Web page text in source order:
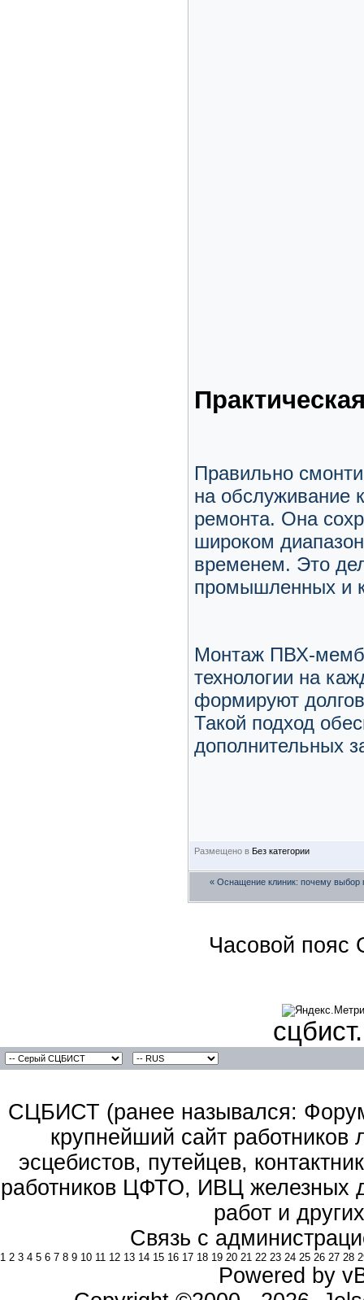
Правильно
на обслуживание
ремонта. Она
широком
временем. Это
промышленных и
Монтаж ПВХ-
технологии на
формируют
Такой подход
дополнительных
Размещено в Без категории
« Оснащение клиник: почему выбор
Часовой пояс
СЦБИСТ (ранее назывался:
крупнейший сайт работников
эсцебистов, путейцев,
работников ЦФТО, ИВЦ железных
работ и
Связь с
1 2 3 4 5 6 7 8 9 10 11 12 13 14 15 16 17 18 19 20 21 22 23 24 25 26 27 28
Powered by